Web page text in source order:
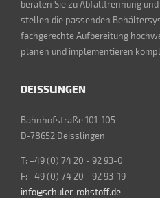
beraten Sie zu Abfalltrennung
stellen die passenden
fachgerechte Aufbereitung
planen und implementieren
DEISSLINGEN
Bahnhofstraße 101-105
D-78652 Deisslingen
T: +49 (0) 74 20 - 92 93-0
F: +49 (0) 74 20 - 92 93-19
info@schuler-rohstoff.de